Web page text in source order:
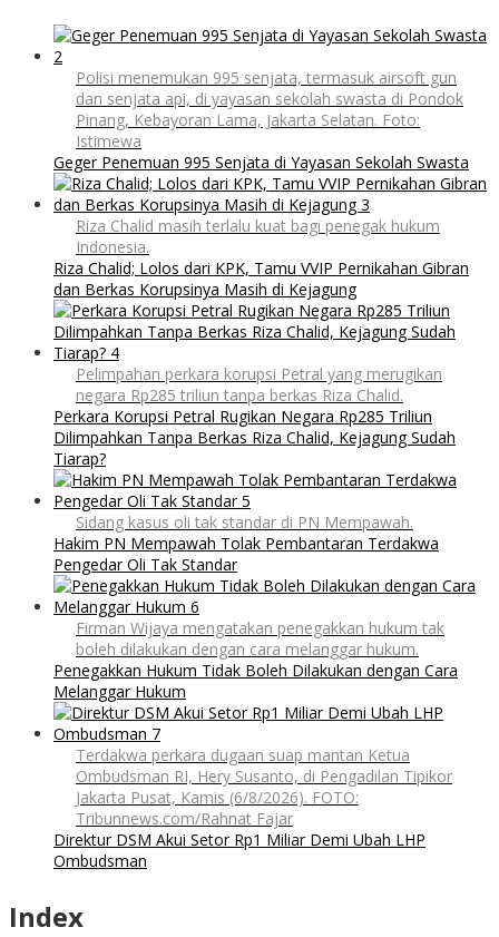
Polisi menemukan 995 senjata, termasuk airsoft gun
dan senjata api, di yayasan sekolah swasta di Pondok
Pinang, Kebayoran Lama, Jakarta Selatan. Foto:
Istimewa
Geger Penemuan 995 Senjata di Yayasan Sekolah Swasta
Riza Chalid masih terlalu kuat bagi penegak hukum
Indonesia.
Riza Chalid; Lolos dari KPK, Tamu VVIP Pernikahan Gibran
dan Berkas Korupsinya Masih di Kejagung
Pelimpahan perkara korupsi Petral yang merugikan
negara Rp285 triliun tanpa berkas Riza Chalid.
Perkara Korupsi Petral Rugikan Negara Rp285 Triliun
Dilimpahkan Tanpa Berkas Riza Chalid, Kejagung Sudah
Tiarap?
Sidang kasus oli tak standar di PN Mempawah.
Hakim PN Mempawah Tolak Pembantaran Terdakwa
Pengedar Oli Tak Standar
Firman Wijaya mengatakan penegakkan hukum tak
boleh dilakukan dengan cara melanggar hukum.
Penegakkan Hukum Tidak Boleh Dilakukan dengan Cara
Melanggar Hukum
Terdakwa perkara dugaan suap mantan Ketua
Ombudsman RI, Hery Susanto, di Pengadilan Tipikor
Jakarta Pusat, Kamis (6/8/2026). FOTO:
Tribunnews.com/Rahnat Fajar
Direktur DSM Akui Setor Rp1 Miliar Demi Ubah LHP
Ombudsman
Index